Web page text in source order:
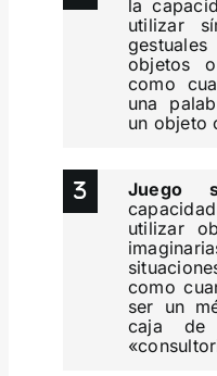
la
utilizar
objetos
como
una
un objeto
Juego
utilizar
como
ser un
caja de